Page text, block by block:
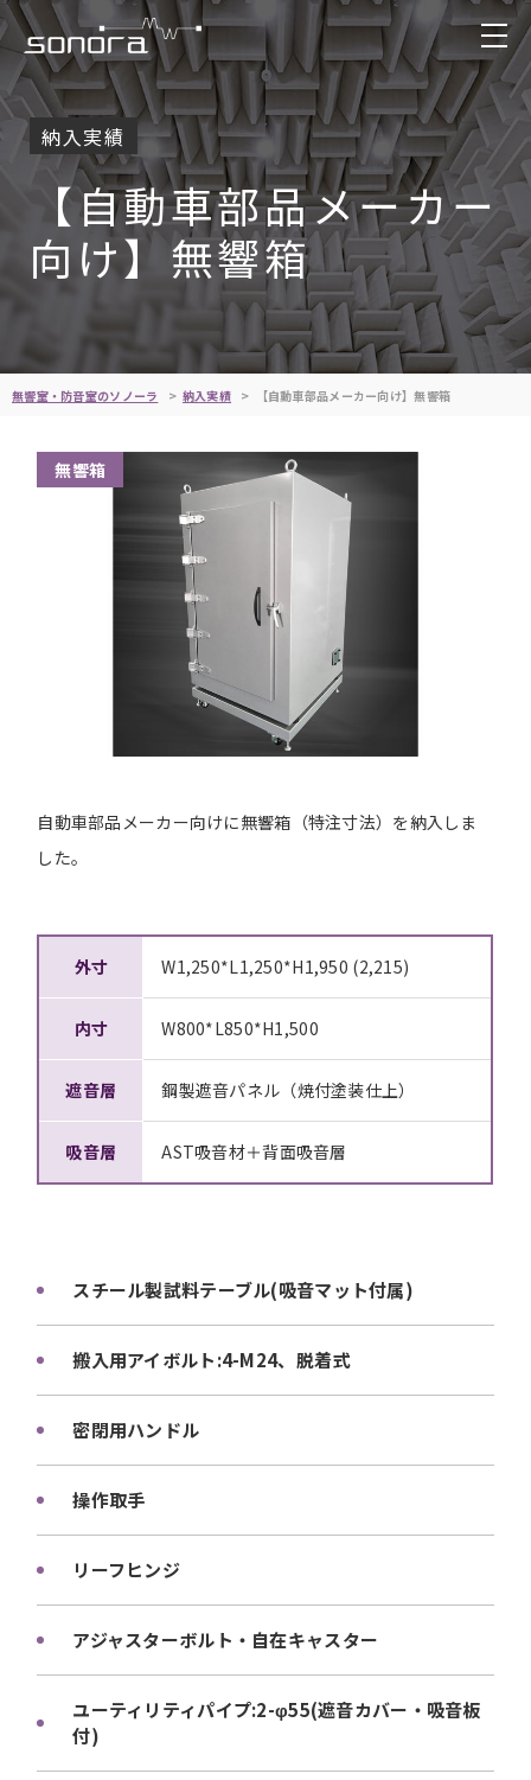
納入実績
【自動車部品メーカー
向け】無響箱
無響室・防音室のソノーラ 納入実績 【自動車部品メーカー向け】無響箱
無響箱
自動車部品メーカー向けに無響箱（特注寸法）を納入しま
した。
外寸 W1,250*L1,250*H1,950 (2,215)
内寸 W800*L850*H1,500
遮音層 鋼製遮音パネル（焼付塗装仕上）
吸音層 AST吸音材＋背面吸音層
スチール製試料テーブル(吸音マット付属)
搬入用アイボルト:4-M24、脱着式
密閉用ハンドル
操作取手
リーフヒンジ
アジャスターボルト・自在キャスター
ユーティリティパイプ:2-φ55(遮音カバー・吸音板
付)